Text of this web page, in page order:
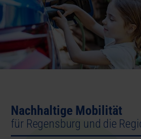
Nachhaltige Mobilität
für Regensburg und die